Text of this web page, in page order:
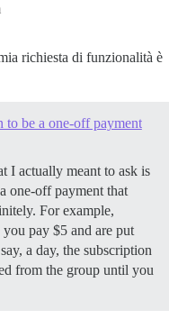
richiesta di funzionalità è
to be a one-off payment
I actually meant to ask is
one-off payment that
For example,
pay $5 and are put
a day, the subscription
from the group until you